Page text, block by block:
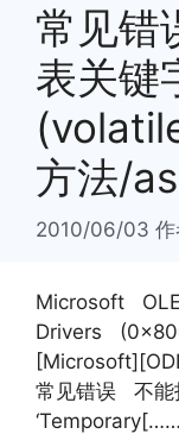
常见错
表关键
方法/
2010/06/03
Microsoft
Drivers
常见错误 不能